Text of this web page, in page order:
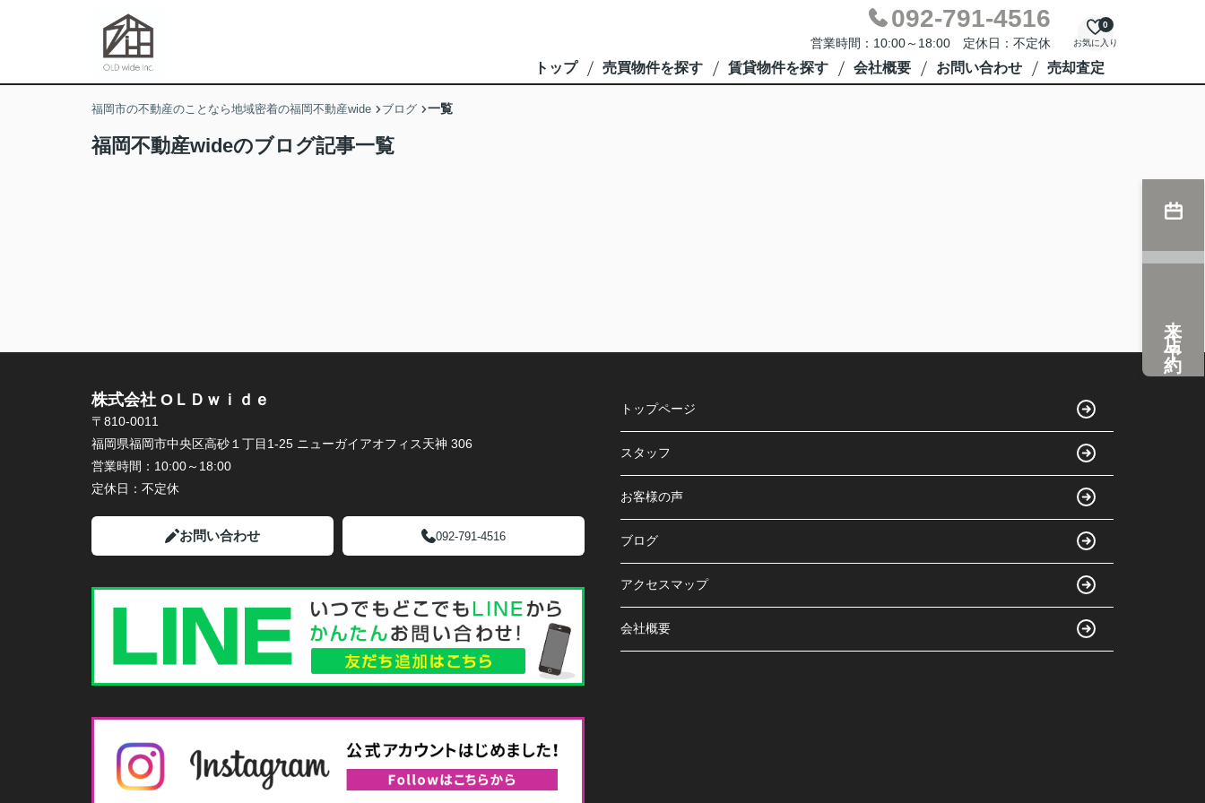
092-791-4516
営業時間：10:00～18:00 定休日：不定休 お気に入り
0
トップ 売買物件を探す 賃貸物件を探す 会社概要 お問い合わせ 売却査定
福岡市の不動産のことなら地域密着の福岡不動産wide ブログ 一覧
福岡不動産wideのブログ記事一覧
来店予約
株式会社 ОＬＤｗｉｄｅ
〒810-0011
福岡県福岡市中央区高砂１丁目1-25 ニューガイアオフィス天神 306
営業時間： 10:00～18:00
定休日： 不定休
お問い合わせ 092-791-4516
トップページ
スタッフ
お客様の声
ブログ
アクセスマップ
会社概要